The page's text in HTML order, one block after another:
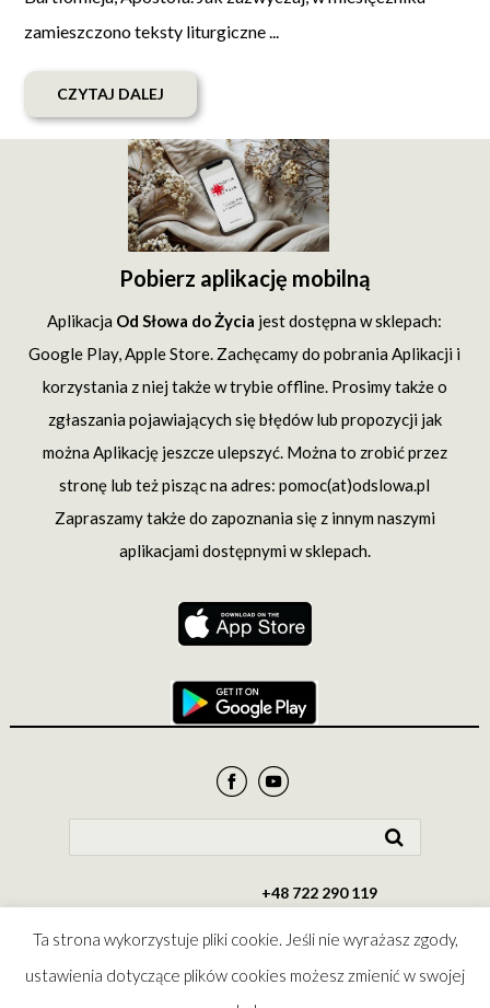
zamieszczono teksty liturgiczne ...
CZYTAJ DALEJ
Pobierz aplikację mobilną
Aplikacja Od Słowa do Życia jest dostępna w sklepach:
Google Play, Apple Store. Zachęcamy do pobrania Aplikacji i
korzystania z niej także w trybie offline. Prosimy także o
zgłaszania pojawiających się błędów lub propozycji jak
można Aplikację jeszcze ulepszyć. Można to zrobić przez
stronę lub też pisząc na adres: pomoc(at)odslowa.pl
Zapraszamy także do zapoznania się z innym naszymi
aplikacjami dostępnymi w sklepach.
+48 722 290 119
Ta strona wykorzystuje pliki cookie. Jeśli nie wyrażasz zgody,
ustawienia dotyczące plików cookies możesz zmienić w swojej